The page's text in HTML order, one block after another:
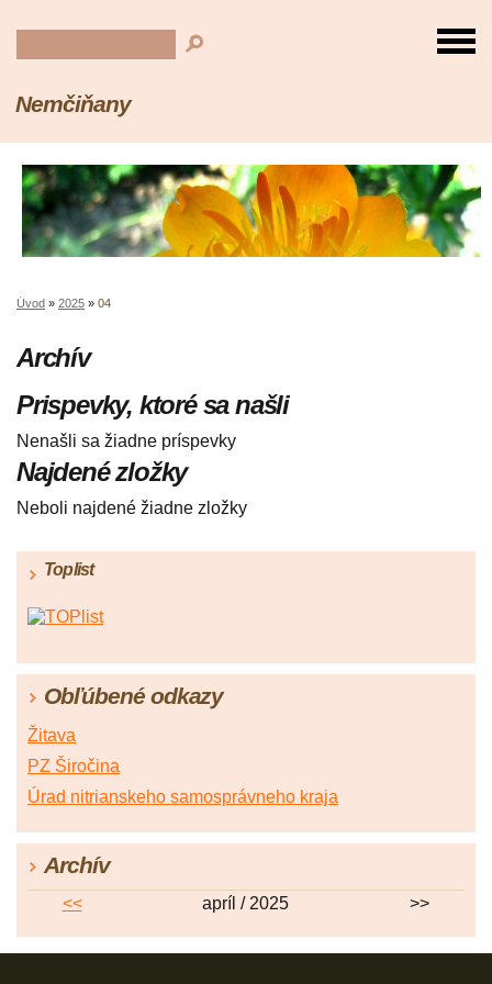
Nemčiňany
Úvod » 2025 » 04
Archív
Prispevky, ktoré sa našli
Nenašli sa žiadne príspevky
Najdené zložky
Neboli najdené žiadne zložky
Toplist
Obľúbené odkazy
Žitava
PZ Širočina
Úrad nitrianskeho samosprávneho kraja
Archív
<< apríl / 2025 >>